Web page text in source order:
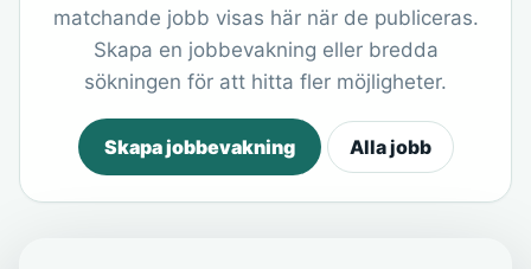
matchande jobb visas här när de publiceras.
Skapa en jobbevakning eller bredda
sökningen för att hitta fler möjligheter.
Skapa jobbevakning Alla jobb